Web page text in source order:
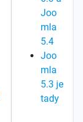
Joo
mla
5.4
Joo
mla
5.3 je
tady